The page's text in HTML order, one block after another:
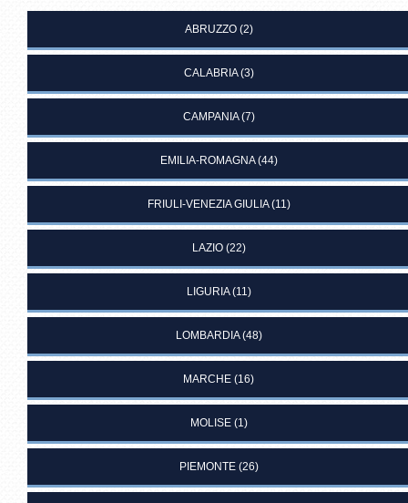
ABRUZZO(2)
CALABRIA(3)
CAMPANIA(7)
EMILIA-ROMAGNA(44)
FRIULI-VENEZIA GIULIA(11)
LAZIO(22)
LIGURIA(11)
LOMBARDIA(48)
MARCHE (16)
MOLISE(1)
PIEMONTE(26)